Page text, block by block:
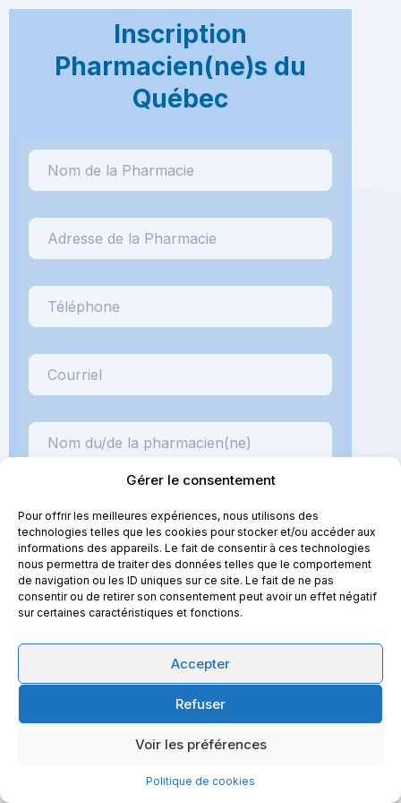
Gérer le consentement
Pour offrir les meilleures expériences, nous utilisons des
technologies telles que les cookies pour stocker et/ou accéder aux
informations des appareils. Le fait de consentir à ces technologies
nous permettra de traiter des données telles que le comportement
de navigation ou les ID uniques sur ce site. Le fait de ne pas
consentir ou de retirer son consentement peut avoir un effet négatif
sur certaines caractéristiques et fonctions.
Accepter
Refuser
Voir les préférences
Politique de cookies
Inscription
Pharmacien(ne)s du
Québec